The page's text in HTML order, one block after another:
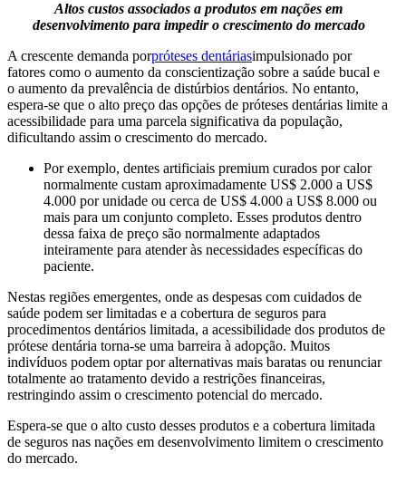
Altos custos associados a produtos em nações em
desenvolvimento para impedir o crescimento do mercado
A crescente demanda porpróteses dentáriasimpulsionado por
fatores como o aumento da conscientização sobre a saúde bucal e
o aumento da prevalência de distúrbios dentários. No entanto,
espera-se que o alto preço das opções de próteses dentárias limite a
acessibilidade para uma parcela significativa da população,
dificultando assim o crescimento do mercado.
Por exemplo, dentes artificiais premium curados por calor
normalmente custam aproximadamente US$ 2.000 a US$
4.000 por unidade ou cerca de US$ 4.000 a US$ 8.000 ou
mais para um conjunto completo. Esses produtos dentro
dessa faixa de preço são normalmente adaptados
inteiramente para atender às necessidades específicas do
paciente.
Nestas regiões emergentes, onde as despesas com cuidados de
saúde podem ser limitadas e a cobertura de seguros para
procedimentos dentários limitada, a acessibilidade dos produtos de
prótese dentária torna-se uma barreira à adopção. Muitos
indivíduos podem optar por alternativas mais baratas ou renunciar
totalmente ao tratamento devido a restrições financeiras,
restringindo assim o crescimento potencial do mercado.
Espera-se que o alto custo desses produtos e a cobertura limitada
de seguros nas nações em desenvolvimento limitem o crescimento
do mercado.